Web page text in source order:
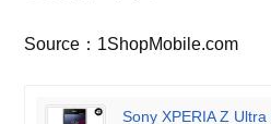
Source：1ShopMobile.com
Sony XPERIA Z Ultra